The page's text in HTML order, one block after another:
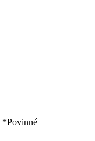
*Povinné